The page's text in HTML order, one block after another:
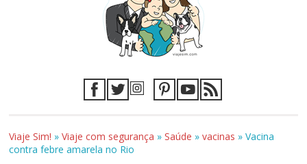
Viaje Sim! »Viaje com segurança »Saúde »vacinas »Vacina
contra febre amarela no Rio